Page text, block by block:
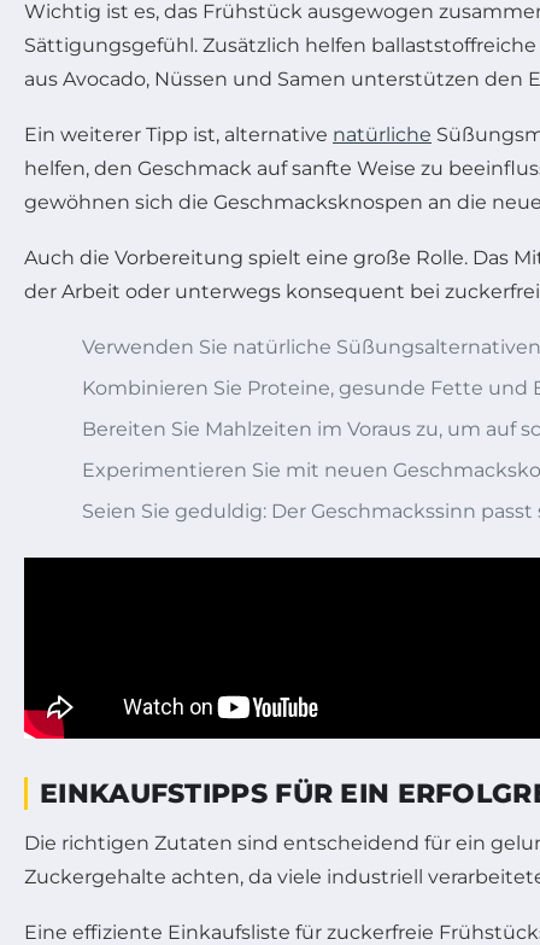
Wichtig ist es, das Frühstück ausgewogen
Sättigungsgefühl. Zusätzlich helfen
aus Avocado, Nüssen und Samen unterstützen
Ein weiterer Tipp ist, alternative natürliche
helfen, den Geschmack auf sanfte Weise zu
gewöhnen sich die Geschmacksknospen an die
Auch die Vorbereitung spielt eine große Rolle. Das
der Arbeit oder unterwegs konsequent bei
Verwenden Sie natürliche
Kombinieren Sie Proteine, gesunde Fette
Bereiten Sie Mahlzeiten im Voraus zu, um auf
Experimentieren Sie mit neuen
Seien Sie geduldig: Der Geschmackssinn
EINKAUFSTIPPS FÜR EIN
Die richtigen Zutaten sind entscheidend für ein
Zuckergehalte achten, da viele industriell
Eine effiziente Einkaufsliste für zuckerfreie